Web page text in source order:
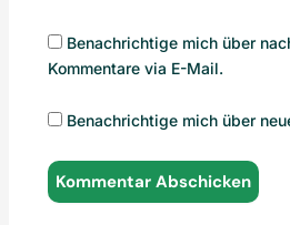
Benachrichtige mich über
Kommentare via E-Mail.
Benachrichtige mich über